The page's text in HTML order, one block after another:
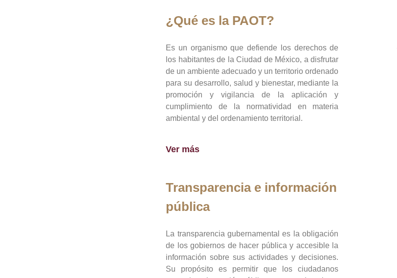
¿Qué es la PAOT?
Es un organismo que defiende los derechos de
los habitantes de la Ciudad de México, a disfrutar
de un ambiente adecuado y un territorio ordenado
para su desarrollo, salud y bienestar, mediante la
promoción y vigilancia de la aplicación y
cumplimiento de la normatividad en materia
ambiental y del ordenamiento territorial.
Ver más
Transparencia e información
pública
La transparencia gubernamental es la obligación
de los gobiernos de hacer pública y accesible la
información sobre sus actividades y decisiones.
Su propósito es permitir que los ciudadanos